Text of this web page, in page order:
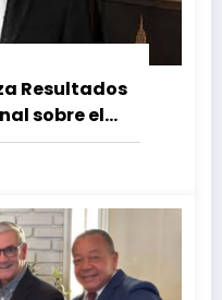
Resultados
sobre el
y Opiniones